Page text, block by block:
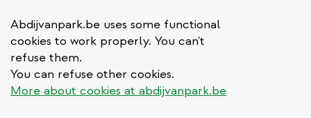
Abdijvanpark.be uses some functional
cookies to work properly. You can't
refuse them.
You can refuse other cookies.
More about cookies at abdijvanpark.be